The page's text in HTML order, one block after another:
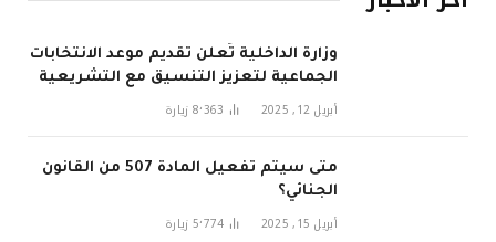
وزارة الداخلية تُعلن تقديم موعد الانتخابات
الجماعية لتعزيز التنسيق مع التشريعية
في 2026
أبريل 12, 2025 8٬363 زيارة
متى سيتم تفعيل المادة 507 من القانون
الجنائي؟
أبريل 15, 2025 5٬774 زيارة